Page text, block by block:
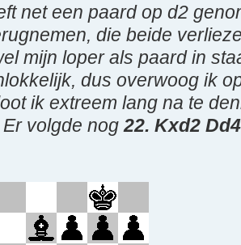
net een paard op d2
die beide
mijn loper als paard in
dus overwoog ik
ik extreem lang na te
volgde nog 22. Kxd2